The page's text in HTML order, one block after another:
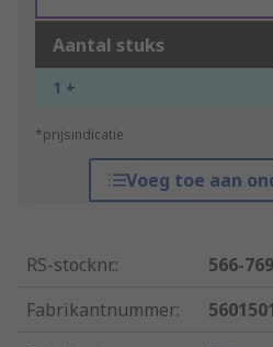
Aantal stuks
1 +
*prijsindicatie
Voeg toe aan
RS-stocknr.:
566-769
Fabrikantnummer: